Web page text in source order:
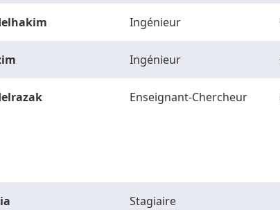
Ingénieur
Ingénieur
Enseignant-Chercheur
Stagiaire